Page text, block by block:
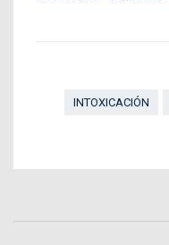
INTOXICACIÓN